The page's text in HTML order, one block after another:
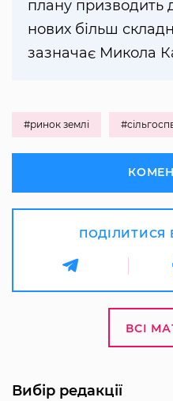
плану призводить
нових більш
зазначає Микола
#ринок землі
ПОДІЛИТИСЯ
ВСІ
Вибір редакції